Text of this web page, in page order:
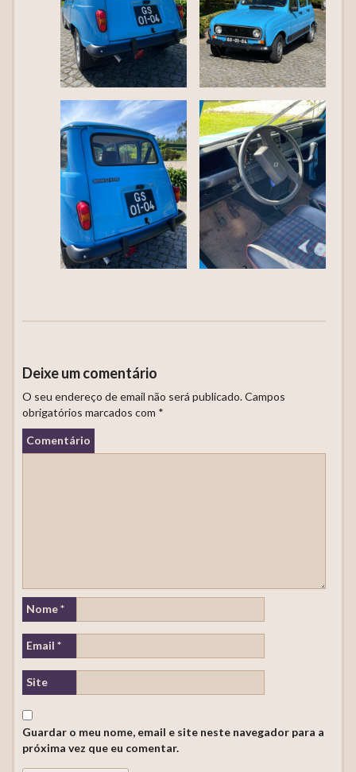
Deixe um comentário
O seu endereço de email não será publicado.Campos
obrigatórios marcados com *
Comentário
Nome*
Email *
Site
Guardar o meu nome, email e site neste navegador para a
próxima vez que eu comentar.